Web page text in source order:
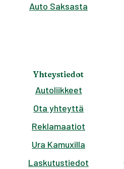
Auto Saksasta
Yhteystiedot
Autoliikkeet
Ota yhteyttä
Reklamaatiot
Ura Kamuxilla
Laskutustiedot